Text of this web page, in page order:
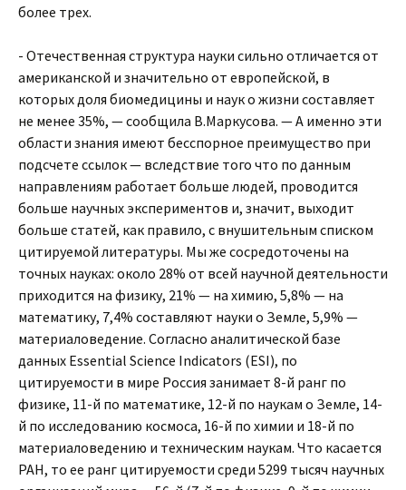
более трех.
- Отечественная структура науки сильно отличается от
американской и значительно от европейской, в
которых доля биомедицины и наук о жизни составляет
не менее 35%, — сообщила В.Маркусова. — А именно эти
области знания имеют бесспорное преимущество при
подсчете ссылок — вследствие того что по данным
направлениям работает больше людей, проводится
больше научных экспериментов и, значит, выходит
больше статей, как правило, с внушительным списком
цитируемой литературы. Мы же сосредоточены на
точных науках: около 28% от всей научной деятельности
приходится на физику, 21% — на химию, 5,8% — на
математику, 7,4% составляют науки о Земле, 5,9% —
материаловедение. Согласно аналитической базе
данных Essential Science Indicators (ESI), по
цитируемости в мире Россия занимает 8-й ранг по
физике, 11-й по математике, 12-й по наукам о Земле, 14-
й по исследованию космоса, 16-й по химии и 18-й по
материаловедению и техническим наукам. Что касается
РАН, то ее ранг цитируемости среди 5299 тысяч научных